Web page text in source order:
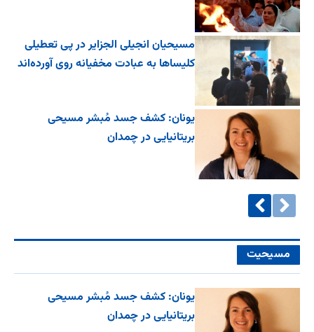
مسیحیان انجیلی الجزایر در پی تعطیلی
کلیساها به عبادت مخفیانه روی آورده‌اند
یونان: کشف جسد مُبشر مسیحی
بریتانیایی در چمدان
مسیحیت
یونان: کشف جسد مُبشر مسیحی
بریتانیایی در چمدان